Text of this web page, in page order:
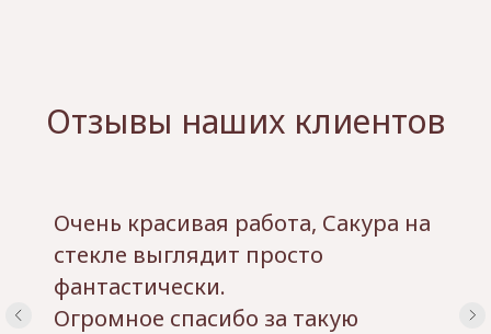
Отзывы наших клиентов
Очень красивая работа, Сакура на
стекле выглядит просто
фантастически.
Огромное спасибо за такую